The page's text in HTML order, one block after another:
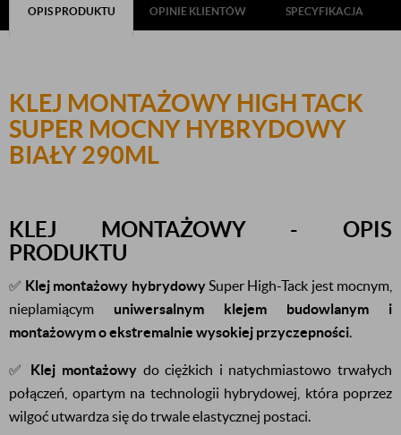
OPIS PRODUKTU OPINIE KLIENTÓW SPECYFIKACJA
KLEJ MONTAŻOWY HIGH TACK
SUPER MOCNY HYBRYDOWY
BIAŁY 290ML
KLEJ MONTAŻOWY - OPIS
PRODUKTU
✅ Klej montażowy hybrydowySuper High-Tack jest mocnym,
nieplamiącym uniwersalnym klejem budowlanym i
montażowym o ekstremalnie wysokiej przyczepności.
✅ Klej montażowydo ciężkich i natychmiastowo trwałych
połączeń, opartym na technologii hybrydowej, która poprzez
wilgoć utwardza się do trwale elastycznej postaci.